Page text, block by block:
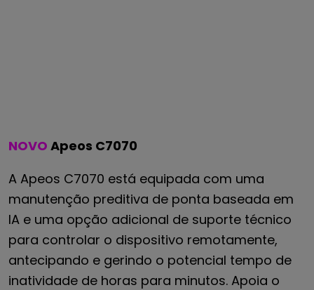
NOVO Apeos C7070
A Apeos C7070 está equipada com uma
manutenção preditiva de ponta baseada em
IA e uma opção adicional de suporte técnico
para controlar o dispositivo remotamente,
antecipando e gerindo o potencial tempo de
inatividade de horas para minutos. Apoia o